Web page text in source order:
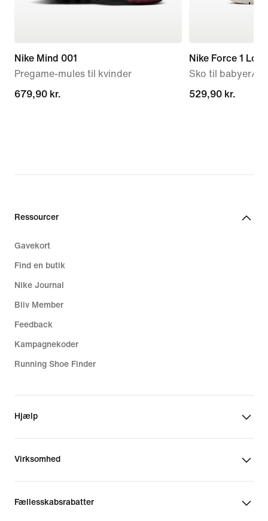
Nike Mind 001
Pregame-mules til kvinder
679,90 kr.
679,90 kr.
Nike Force 1 Low
Sko til babyer/
529,90 kr.
529,90 kr.
Ressourcer
Gavekort
Find en butik
Nike Journal
Bliv Member
Feedback
Kampagnekoder
Running Shoe Finder
Hjælp
Virksomhed
Fællesskabsrabatter